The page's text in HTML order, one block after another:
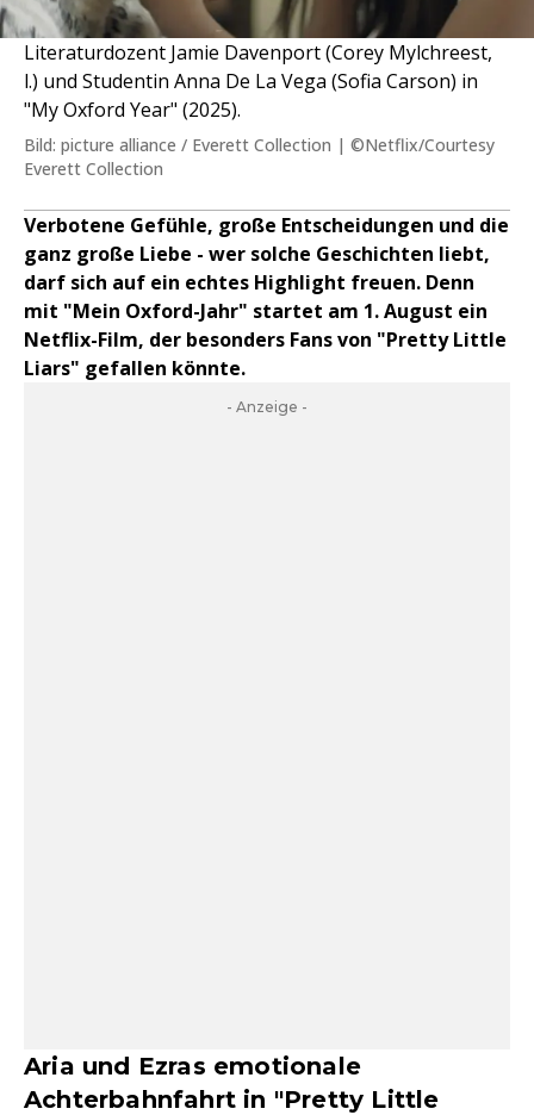
Literaturdozent Jamie Davenport (Corey Mylchreest,
l.) und Studentin Anna De La Vega (Sofia Carson) in
"My Oxford Year" (2025).
Bild: picture alliance / Everett Collection | ©Netflix/Courtesy
Everett Collection
Verbotene Gefühle, große Entscheidungen und die
ganz große Liebe - wer solche Geschichten liebt,
darf sich auf ein echtes Highlight freuen. Denn
mit "Mein Oxford-Jahr" startet am 1. August ein
Netflix-Film, der besonders Fans von "Pretty Little
Liars" gefallen könnte.
- Anzeige -
Aria und Ezras emotionale
Achterbahnfahrt in "Pretty Little